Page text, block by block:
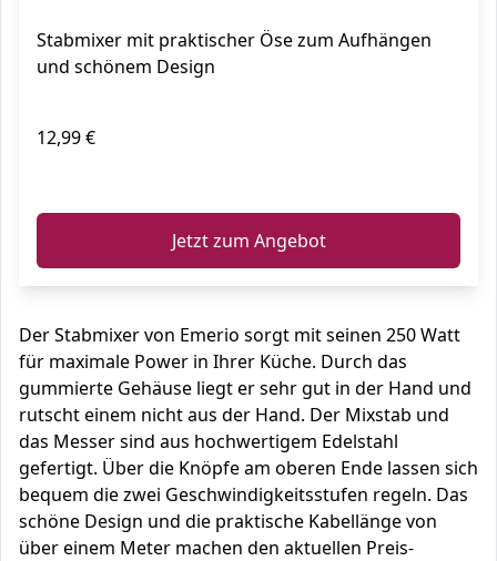
Stabmixer mit praktischer Öse zum Aufhängen
und schönem Design
12,99 €
Jetzt zum Angebot
Der Stabmixer von Emerio sorgt mit seinen 250 Watt
für maximale Power in Ihrer Küche. Durch das
gummierte Gehäuse liegt er sehr gut in der Hand und
rutscht einem nicht aus der Hand. Der Mixstab und
das Messer sind aus hochwertigem Edelstahl
gefertigt. Über die Knöpfe am oberen Ende lassen sich
bequem die zwei Geschwindigkeitsstufen regeln. Das
schöne Design und die praktische Kabellänge von
über einem Meter machen den aktuellen Preis-